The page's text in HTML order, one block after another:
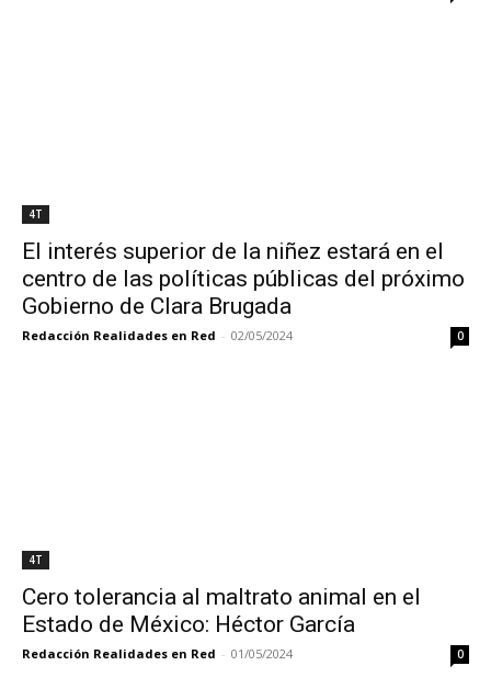
4T
El interés superior de la niñez estará en el
centro de las políticas públicas del próximo
Gobierno de Clara Brugada
Redacción Realidades en Red - 02/05/2024 0
4T
Cero tolerancia al maltrato animal en el
Estado de México: Héctor García
Redacción Realidades en Red - 01/05/2024 0